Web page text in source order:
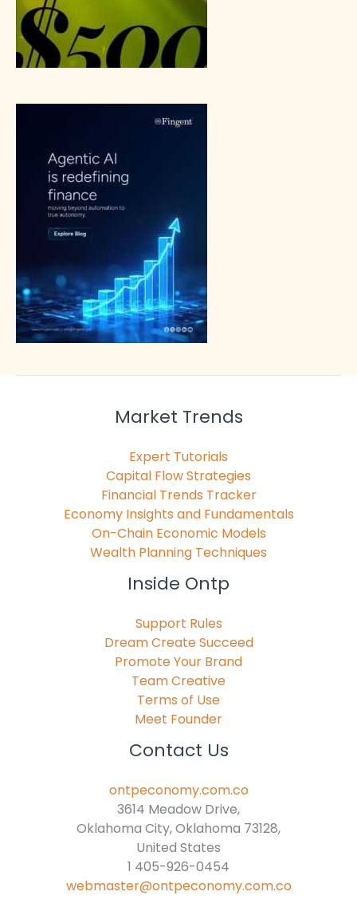
Market Trends
Expert Tutorials
Capital Flow Strategies
Financial Trends Tracker
Economy Insights and Fundamentals
On-Chain Economic Models
Wealth Planning Techniques
Inside Ontp
Support Rules
Dream Create Succeed
Promote Your Brand
Team Creative
Terms of Use
Meet Founder
Contact Us
ontpeconomy.com.co
3614 Meadow Drive,
Oklahoma City, Oklahoma 73128,
United States
1 405-926-0454
webmaster@ontpeconomy.com.co